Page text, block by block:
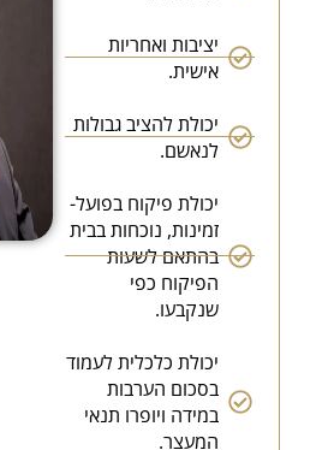
יציבות ואחריות
אישית.
יכולת להציב גבולות
לנאשם.
יכולת פיקוח בפועל-
זמינות, נוכחות בבית
בהתאם לשעות
הפיקוח כפי
שנקבעו.
יכולת כלכלית לעמוד
בסכום הערבות
במידה ויופרו תנאי
המעצר.